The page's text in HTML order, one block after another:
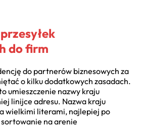
do firm
do partnerów biznesowych za
o kilku dodatkowych zasadach.
umieszczenie nazwy kraju
linijce adresu. Nazwa kraju
wielkimi literami, najlepiej po
na arenie